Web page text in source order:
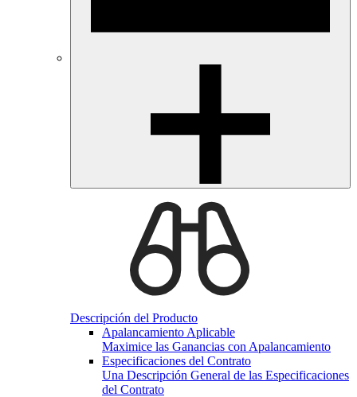
Descripción del Producto
Apalancamiento Aplicable
Maximice las Ganancias con Apalancamiento
Especificaciones del Contrato
Una Descripción General de las Especificaciones
del Contrato